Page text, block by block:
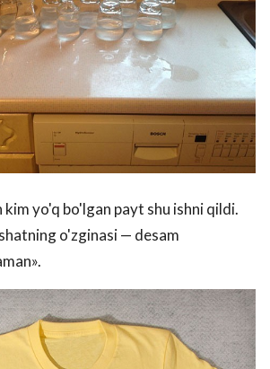
kim yo'q bo'lgan payt shu ishni qildi.
o'zginasi — desam